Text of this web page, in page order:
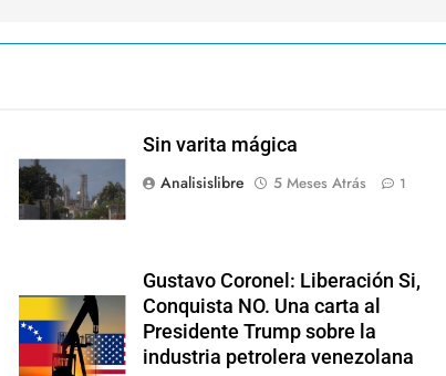
Sin varita mágica
Analisislibre
5 Meses Atrás 1
Gustavo Coronel: Liberación Si,
Conquista NO. Una carta al
Presidente Trump sobre la
industria petrolera venezolana